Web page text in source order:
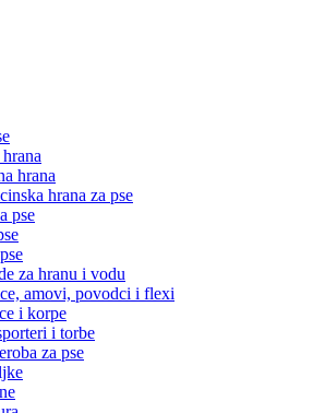
hrana
hrana za pse
pse
za hranu i vodu
amovi, povodci i flexi
i korpe
i torbe
za pse